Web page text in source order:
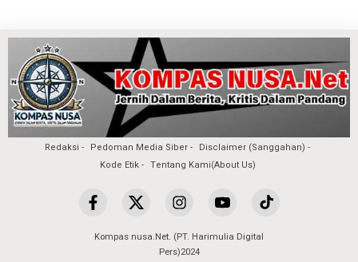
Redaksi Pedoman Media Siber
Disclaimer (Sanggahan)
Kode Etik
Tentang Kami(About Us)
Kompas nusa.Net. (PT. Harimulia Digital
Pers)2024